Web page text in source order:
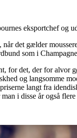
eksportchef og
det gælder
som i
for det, der for alvor
og langsomme
langt fra
i disse år også